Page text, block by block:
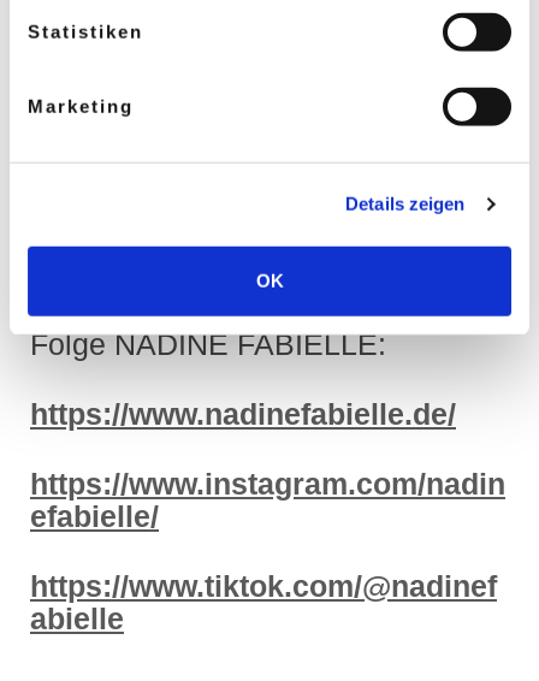
Statistiken
Marketing
Details zeigen
OK
Zusammenarbeit mit ihm. Diese
stimmigen, wiedererkennbaren
Folge NADINE FABIELLE:
https://www.nadinefabielle.de/
https://www.instagram.com/nadin
efabielle/
https://www.tiktok.com/@nadinef
abielle